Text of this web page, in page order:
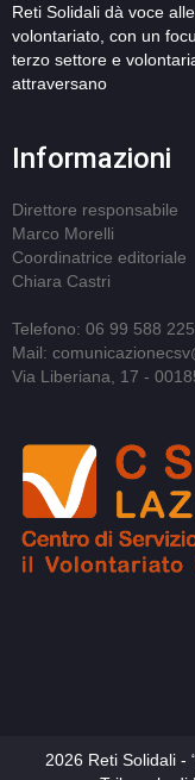
Reti Solidali dà voce
volontariato, con un
terzo settore e
attraversano
Informazioni
Direttore responsabile
Marco Morelli
Coordinatrice editoriale
Chiara Castri
Telefono: 06 99 588 225
Mail:
Via Liberiana, 17 -
2026 Reti Solidali -